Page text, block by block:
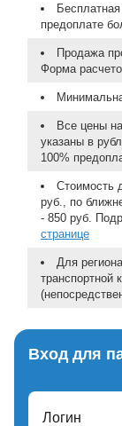
предоплате
Продажа
Форма
Все цены
указаны в
100%
Стоимость
руб., по
- 850 руб.
странице
Для
транспортной
Вход для
Логин